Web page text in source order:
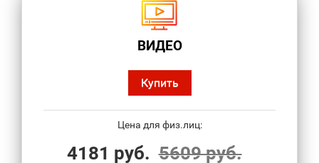
ВИДЕО
Купить
Цена для физ.лиц:
4181 руб. 5609 руб.